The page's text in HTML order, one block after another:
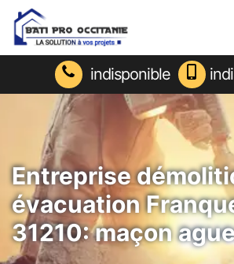
indisponible
Entreprise
évacuation
31210: maçon